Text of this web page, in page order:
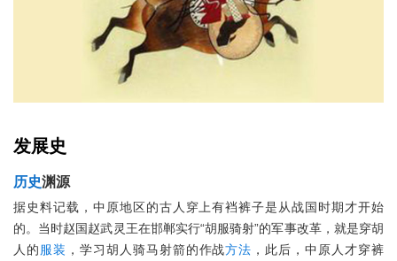
发展史
历史渊源
据史料记载，中原地区的古人穿上有裆裤子是从战国时期才开始
的。当时赵国赵武灵王在邯郸实行“胡服骑射”的军事改革，就是穿胡
人的服装 ，学习胡人骑马射箭的作战方法 ，此后，中原人才穿裤